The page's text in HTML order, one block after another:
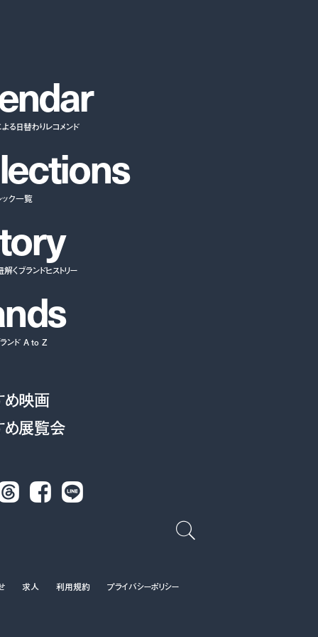
ndar
る日替わりレコメンド
ections
ック一覧
ory
くブランドヒストリー
nds
ランド A to Z
映画
展覧会
Facebook LINE
求人 利用規約 プライバシーポリシー